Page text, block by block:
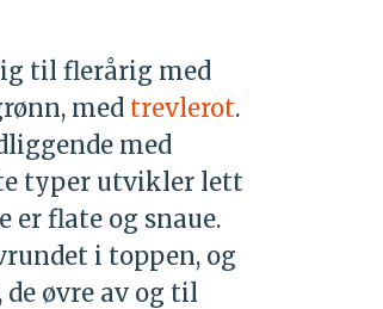
til flerårig med
med trevlerot.
med
typer utvikler lett
er flate og snaue.
i toppen, og
øvre av og til